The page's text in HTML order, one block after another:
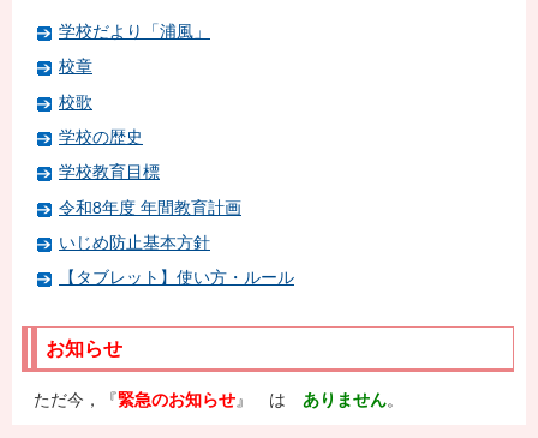
学校だより「浦風」
校章
校歌
学校の歴史
学校教育目標
令和8年度 年間教育計画
いじめ防止基本方針
【タブレット】使い方・ルール
お知らせ
ただ今，『緊急のお知らせ』 は ありません。